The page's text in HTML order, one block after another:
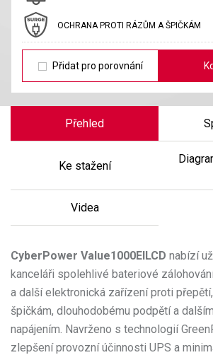
OCHRANA PROTI RÁZŮM A ŠPIČKÁM
Přidat pro porovnání
Přehled
Ke stažení
Videa
CyberPower Value1000EILCD nabízí
kanceláři spolehlivé bateriové
a další elektronická zařízení proti
špičkám, dlouhodobému podpětí a
napájením. Navrženo s technologií
zlepšení provozní účinnosti UPS a